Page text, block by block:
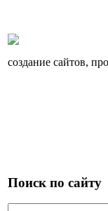
создание сайтов,
Поиск по сайту